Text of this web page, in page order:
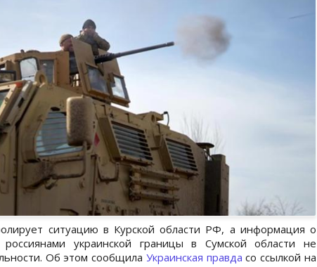
ситуацию в Курской области РФ, а информация о
украинской границы в Сумской области не
Об этом сообщила Украинская правда со ссылкой на